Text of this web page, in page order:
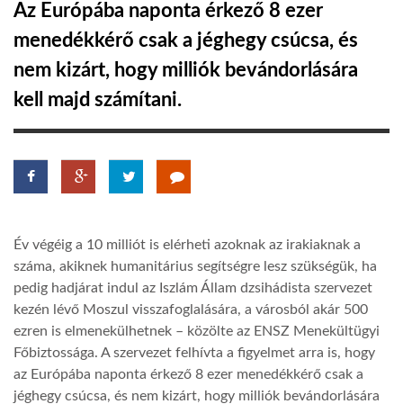
LINKTR.EE
GLOBOZSARU
DOBRAVERO.HU
GLOBOBOOK
Az Európába naponta érkező 8 ezer
menedékkérő csak a jéghegy csúcsa, és
nem kizárt, hogy milliók bevándorlására
kell majd számítani.
Év végéig a 10 milliót is elérheti azoknak az irakiaknak a
száma, akiknek humanitárius segítségre lesz szükségük, ha
pedig hadjárat indul az Iszlám Állam dzsihádista szervezet
kezén lévő Moszul visszafoglalására, a városból akár 500
ezren is elmenekülhetnek – közölte az ENSZ Menekültügyi
Főbiztossága. A szervezet felhívta a figyelmet arra is, hogy
az Európába naponta érkező 8 ezer menedékkérő csak a
jéghegy csúcsa, és nem kizárt, hogy milliók bevándorlására